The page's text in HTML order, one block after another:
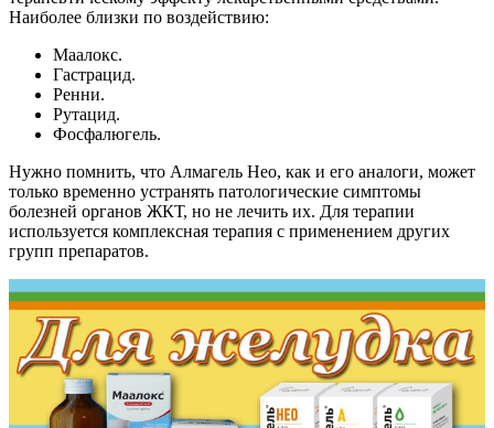
Наиболее близки по воздействию:
Маалокс.
Гастрацид.
Ренни.
Рутацид.
Фосфалюгель.
Нужно помнить, что Алмагель Нео, как и его аналоги, может
только временно устранять патологические симптомы
болезней органов ЖКТ, но не лечить их. Для терапии
используется комплексная терапия с применением других
групп препаратов.